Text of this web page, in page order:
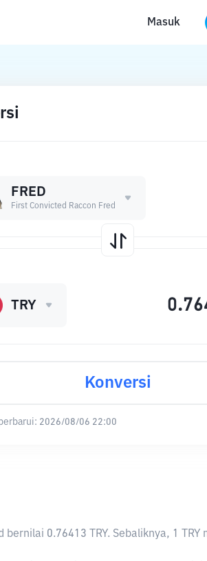
Masuk
FRED
First Convicted Raccon Fred
TRY
Konversi
2026/08/06 22:00
0.76413 TRY. Sebaliknya, 1 TRY